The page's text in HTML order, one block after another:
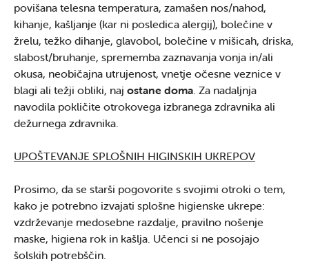
povišana telesna temperatura, zamašen nos/nahod,
kihanje, kašljanje (kar ni posledica alergij), bolečine v
žrelu, težko dihanje, glavobol, bolečine v mišicah, driska,
slabost/bruhanje, sprememba zaznavanja vonja in/ali
okusa, neobičajna utrujenost, vnetje očesne veznice v
blagi ali težji obliki, naj ostane doma. Za nadaljnja
navodila pokličite otrokovega izbranega zdravnika ali
dežurnega zdravnika.
UPOŠTEVANJE SPLOŠNIH HIGINSKIH UKREPOV
Prosimo, da se starši pogovorite s svojimi otroki o tem,
kako je potrebno izvajati splošne higienske ukrepe:
vzdrževanje medosebne razdalje, pravilno nošenje
maske, higiena rok in kašlja. Učenci si ne posojajo
šolskih potrebščin.